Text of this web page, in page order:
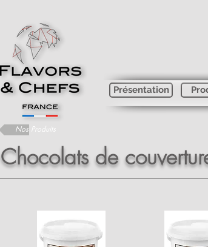
Nos Produits
Présentation
Chocolats de